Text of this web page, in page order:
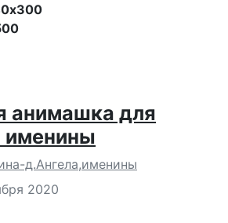
анимашка для
именины
д.Ангела,именины
2020